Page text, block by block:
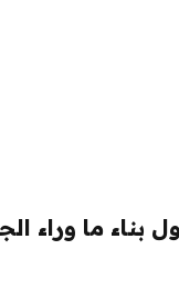
ما وراء